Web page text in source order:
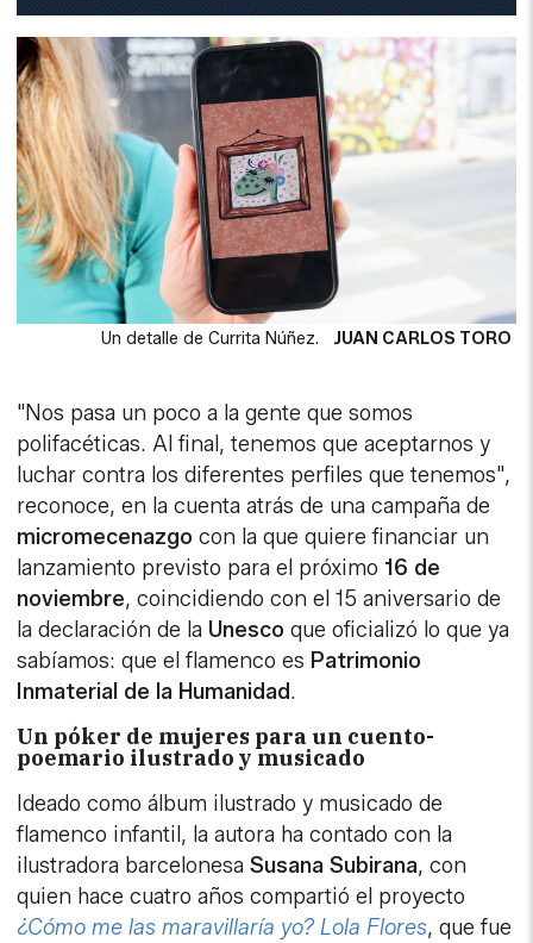
Un detalle de Currita Núñez. JUAN CARLOS TORO
"Nos pasa un poco a la gente que somos
polifacéticas. Al final, tenemos que aceptarnos y
luchar contra los diferentes perfiles que tenemos",
reconoce, en la cuenta atrás de una campaña de
micromecenazgo con la que quiere financiar un
lanzamiento previsto para el próximo 16 de
noviembre, coincidiendo con el 15 aniversario de
la declaración de la Unesco que oficializó lo que ya
sabíamos: que el flamenco es Patrimonio
Inmaterial de la Humanidad.
Un póker de mujeres para un cuento-
poemario ilustrado y musicado
Ideado como álbum ilustrado y musicado de
flamenco infantil, la autora ha contado con la
ilustradora barcelonesaSusana Subirana, con
quien hace cuatro años compartió el proyecto
¿Cómo me las maravillaría yo? Lola Flores, que fue